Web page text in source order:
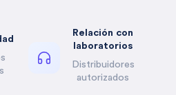
Relación con
laboratorios
Distribuidores
autorizados